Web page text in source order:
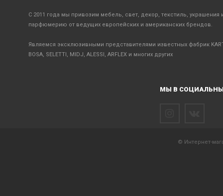
С 2011 года мы привозим мебель, свет, декор, текстиль, украшения
парфюмерию от ведущих европейских и американских брендов.
Являемся эксклюзивными представителями известных фабрик
BOSA, SELETTI, MIDJ, ALESSI, ARFLEX и многих других
МЫ В
© Интернет-